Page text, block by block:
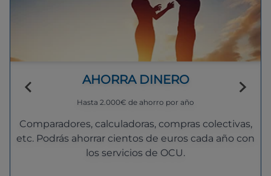
AHORRA DINERO
Hasta 2.000€ de ahorro por año
Comparadores, calculadoras, compras colectivas,
etc. Podrás ahorrar cientos de euros cada año con
los servicios de OCU.